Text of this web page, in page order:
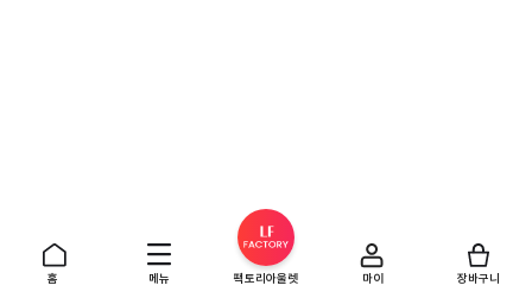
홈 메뉴 팩토리아울렛 마이 장바구니